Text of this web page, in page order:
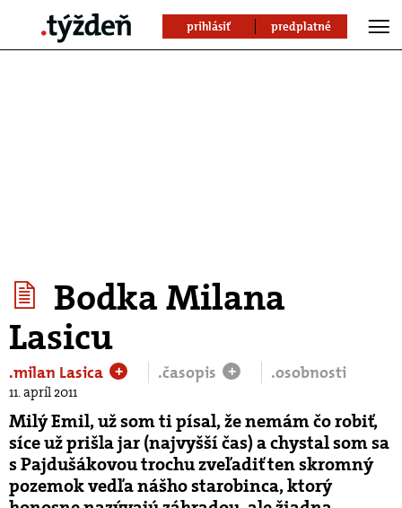
prihlásiť predplatné
Bodka Milana
Lasicu
.milan Lasica + .časopis + .osobnosti
11. apríl 2011
Milý Emil, už som ti písal, že nemám čo robiť,
síce už prišla jar (najvyšší čas) a chystal som sa
s Pajdušákovou trochu zveľadiť ten skromný
pozemok vedľa nášho starobinca, ktorý